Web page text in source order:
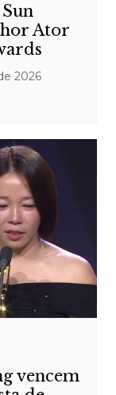
Ator
2026
vencem